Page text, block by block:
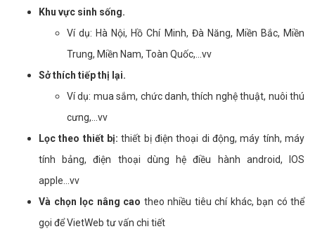
Khu vực sinh sống.
Ví dụ: Hà Nội, Hồ Chí Minh, Đà Năng, Miền Bắc, Miền
Trung, Miền Nam, Toàn Quốc,...vv
Sở thích tiếp thị lại.
Ví dụ: mua sắm, chức danh, thích nghệ thuật, nuôi thú
cưng,...vv
Lọc theo thiết bị:thiết bị điện thoại di động, máy tính, máy
tính bảng, điện thoại dùng hệ điều hành android, IOS
apple...vv
Và chọn lọc nâng cao theo nhiều tiêu chí khác, bạn có thể
gọi để VietWeb tư vấn chi tiết